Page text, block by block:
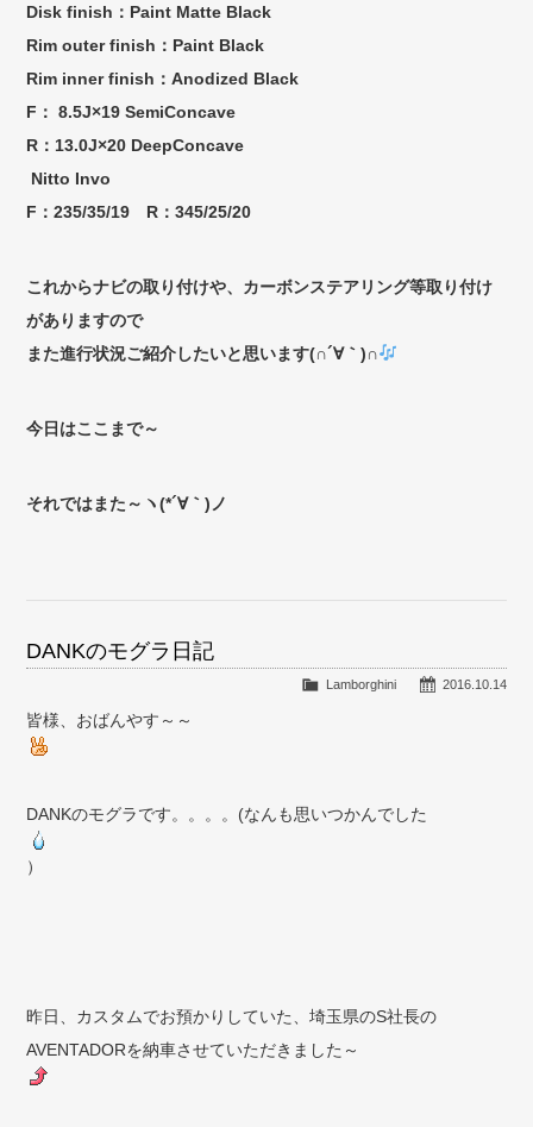
Disk finish：Paint Matte Black
Rim outer finish：Paint Black
Rim inner finish：Anodized Black
F： 8.5J×19 SemiConcave
R：13.0J×20 DeepConcave
Nitto Invo
F：235/35/19 R：345/25/20
これからナビの取り付けや、カーボンステアリング等取り付け
がありますので
また進行状況ご紹介したいと思います(∩´∀｀)∩
今日はここまで～
それではまた～ヽ(*´∀｀)ノ
DANKのモグラ日記
2016.10.14
Lamborghini
皆様、おばんやす～～
DANKのモグラです。。。。(なんも思いつかんでした
）
昨日、カスタムでお預かりしていた、埼玉県のS社長の
AVENTADORを納車させていただきました～